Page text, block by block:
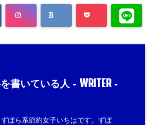
書いている人 - WRITER-
ずぼら系節約女子いちはです。ずぼ